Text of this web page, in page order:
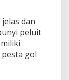
dan
peluit
gol